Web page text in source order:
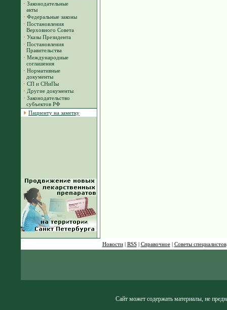
· Законодательные
акты
· Федеральные законы
· Постановления
Верховного Совета
· Указы Президента
· Постановления
Правительства
· Международные
соглашения
· Нормативные
документы
· СП и СНиПы
· Другие документы
· Законодательство
субъектов РФ
Пациенту на заметку
Новости| RSS| Справочное| Советы специалистов
Сайт может содержать материалы, не